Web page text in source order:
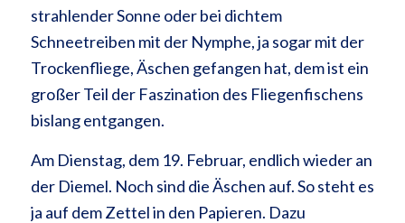
strahlender Sonne oder bei dichtem
Schneetreiben mit der Nymphe, ja sogar mit der
Trockenfliege, Äschen gefangen hat, dem ist ein
großer Teil der Faszination des Fliegenfischens
bislang entgangen.
Am Dienstag, dem 19. Februar, endlich wieder an
der Diemel. Noch sind die Äschen auf. So steht es
ja auf dem Zettel in den Papieren. Dazu